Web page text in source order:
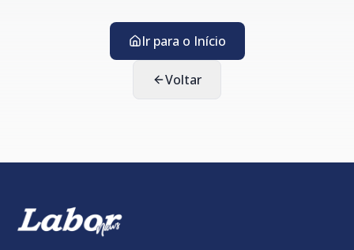
Ir para o Início
Voltar